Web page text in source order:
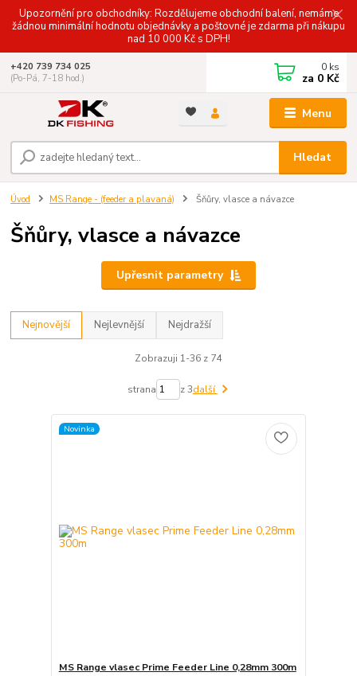
Upozornění pro obchodníky: Rozdělujeme obchodní balení, nemáme
žádnou minimální hodnotu objednávky a poštovné je zdarma při nákupu
nad 10 000 Kč s DPH!
Menu
Hledat
+420 739 734 025
(Po-Pá, 7-18 hod.)
0 ks
za 0 Kč
Úvod MS Range - (feeder a plavaná) Šňůry, vlasce a návazce
Šňůry, vlasce a návazce
Upřesnit parametry
Nejnovější Nejlevnější Nejdražší
Zobrazuji 1-36 z 74
strana z 3další
Novinka
MS Range vlasec Prime Feeder Line 0,28mm 300m